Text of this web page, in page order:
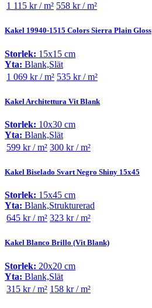
1 115 kr / m² 558 kr / m²
Kakel 19940-1515 Colors Sierra Plain Gloss
Storlek: 15x15 cm
Yta: Blank,Slät
1 069 kr / m² 535 kr / m²
Kakel Architettura Vit Blank
Storlek: 10x30 cm
Yta: Blank,Slät
599 kr / m² 300 kr / m²
Kakel Biselado Svart Negro Shiny 15x45
Storlek: 15x45 cm
Yta: Blank,Strukturerad
645 kr / m² 323 kr / m²
Kakel Blanco Brillo (Vit Blank)
Storlek: 20x20 cm
Yta: Blank,Slät
315 kr / m² 158 kr / m²